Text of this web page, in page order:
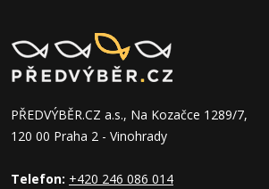
PŘEDVÝBĚR.CZ a.s., Na Kozačce 1289/7,
120 00 Praha 2 - Vinohrady
Telefon: +420 246 086 014